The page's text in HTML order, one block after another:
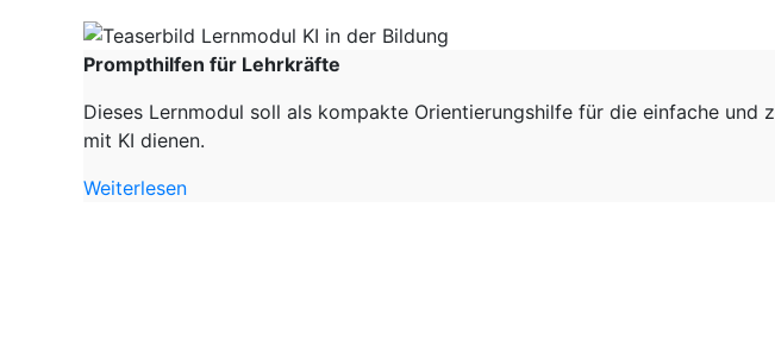
Prompthilfen für Lehrkräfte
Dieses Lernmodul soll als kompakte Orientierungshilfe für die einfache
mit KI dienen.
Weiterlesen